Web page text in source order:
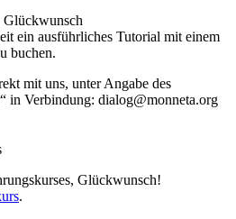
Glückwunsch
ein ausführliches Tutorial mit einem
buchen.
mit uns, unter Angabe des
in Verbindung: dialog@monneta.org
Glückwunsch!
.